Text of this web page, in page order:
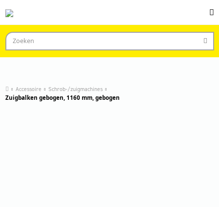
Accessoire Schrob-/zuigmachines
Zuigbalken gebogen, 1160 mm, gebogen